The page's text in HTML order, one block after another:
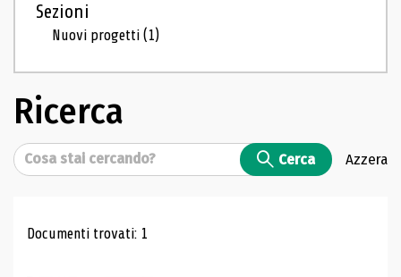
Sezioni
Nuovi progetti(1)
Ricerca
Cerca Cerca Azzera
Risultati di ricerca
Documenti trovati: 1